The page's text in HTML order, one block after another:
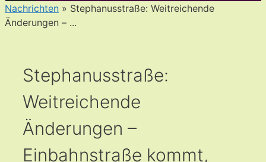
Nachrichten » Stephanusstraße: Weitreichende
Änderungen – ...
Stephanusstraße:
Weitreichende
Änderungen –
Einbahnstraße kommt,